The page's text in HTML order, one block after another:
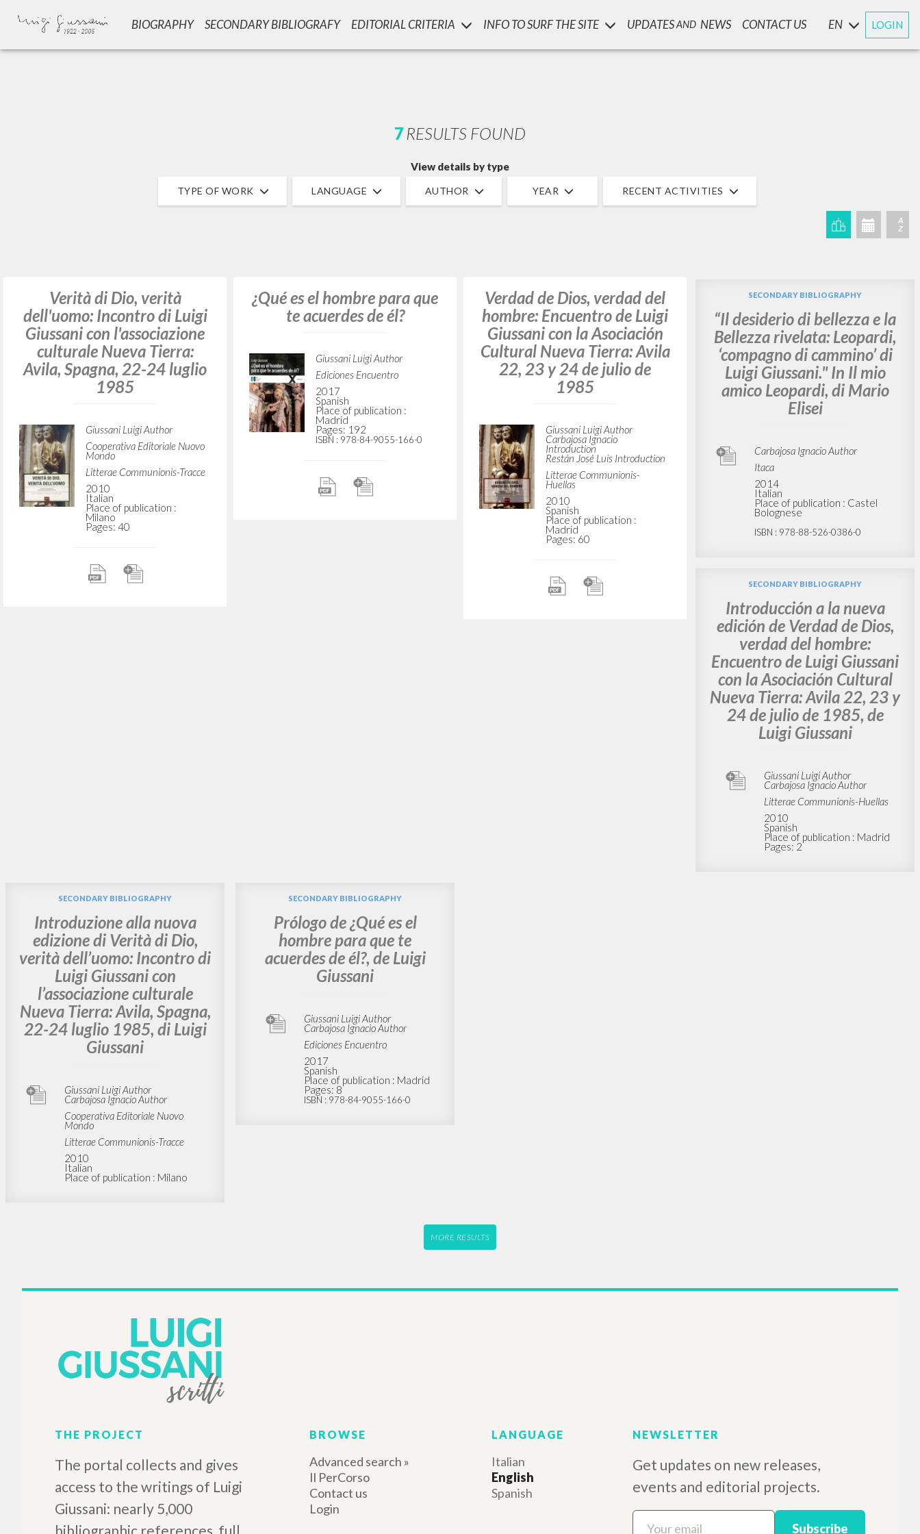
BIOGRAPHY SECONDARY BIBLIOGRAFY EDITORIAL CRITERIA INFO TO SURF THE SITE UPDATESAND NEWS CONTACT US EN LOGIN
7 RESULTS FOUND
View details by type
TYPE OF WORK LANGUAGE AUTHOR YEAR RECENT ACTIVITIES
A
Z
Verità di Dio, verità
dell'uomo: Incontro di Luigi
Giussani con l'associazione
culturale Nueva Tierra:
Avila, Spagna, 22-24 luglio
1985
Giussani Luigi Author
Cooperativa Editoriale Nuovo
Mondo
Litterae Communionis-Tracce
2010
Italian
Place of publication :
Milano
Pages: 40
¿Qué es el hombre para que
te acuerdes de él?
Giussani Luigi Author
Ediciones Encuentro
2017
Spanish
Place of publication :
Madrid
Pages: 192
ISBN : 978-84-9055-166-0
Verdad de Dios, verdad del
hombre: Encuentro de Luigi
Giussani con la Asociación
Cultural Nueva Tierra: Avila
22, 23 y 24 de julio de
1985
Giussani Luigi Author
Carbajosa Ignacio
Introduction
Restán José Luis Introduction
Litterae Communionis-
Huellas
2010
Spanish
Place of publication :
Madrid
Pages: 60
SECONDARY BIBLIOGRAPHY
“Il desiderio di bellezza e la
Bellezza rivelata: Leopardi,
‘compagno di cammino’ di
Luigi Giussani." In Il mio
amico Leopardi, di Mario
Elisei
Carbajosa Ignacio Author
Itaca
2014
Italian
Place of publication : Castel
Bolognese
ISBN : 978-88-526-0386-0
SECONDARY BIBLIOGRAPHY
Introducción a la nueva
edición de Verdad de Dios,
verdad del hombre:
Encuentro de Luigi Giussani
con la Asociación Cultural
Nueva Tierra: Avila 22, 23 y
24 de julio de 1985, de
Luigi Giussani
Giussani Luigi Author
Carbajosa Ignacio Author
Litterae Communionis-Huellas
2010
Spanish
Place of publication : Madrid
Pages: 2
SECONDARY BIBLIOGRAPHY
Introduzione alla nuova
edizione di Verità di Dio,
verità dell’uomo: Incontro di
Luigi Giussani con
l’associazione culturale
Nueva Tierra: Avila, Spagna,
22-24 luglio 1985, di Luigi
Giussani
Giussani Luigi Author
Carbajosa Ignacio Author
Cooperativa Editoriale Nuovo
Mondo
Litterae Communionis-Tracce
2010
Italian
Place of publication : Milano
SECONDARY BIBLIOGRAPHY
Prólogo de ¿Qué es el
hombre para que te
acuerdes de él?, de Luigi
Giussani
Giussani Luigi Author
Carbajosa Ignacio Author
Ediciones Encuentro
2017
Spanish
Place of publication : Madrid
Pages: 8
ISBN : 978-84-9055-166-0
MORE RESULTS
THE PROJECT
The portal collects and gives
access to the writings of Luigi
Giussani: nearly 5,000
bibliographic references, full
BROWSE
Advanced search »
Il PerCorso
Contact us
Login
LANGUAGE
Italian
English
Spanish
NEWSLETTER
Get updates on new releases,
events and editorial projects.
Subscribe